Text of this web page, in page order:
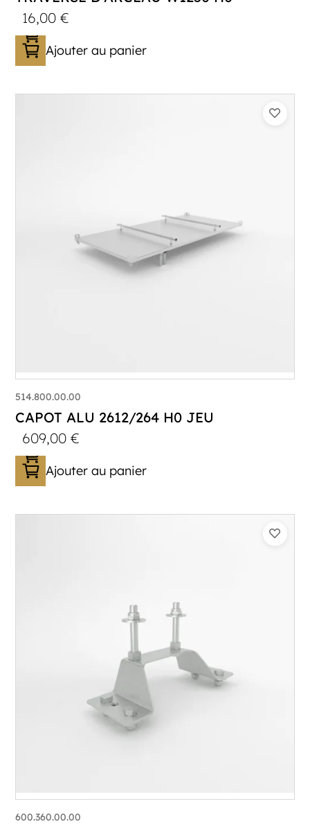
16,00€
Ajouter au panier
514.800.00.00
CAPOT ALU 2612/264 H0 JEU
609,00€
Ajouter au panier
600.360.00.00